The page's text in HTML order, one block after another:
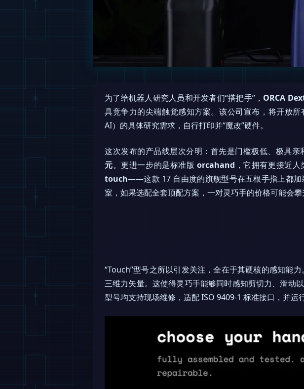
为了给机器人研究人员和开发者们“搭把手”， ORCA
具竞争力的尖端触觉感知方案。该公司宣布，将开放
AI）的具体研究需求，自行打印并“魔改”硬件。
这次发布的产品线层次分明：首先是门槛极低、极具亲
元。更进一步的是标准版orcahand ，它拥有更接近
touch——这款 17 自由度的旗舰型号在五根手指上都加
室，如果选配全套顶配方案，一对灵巧手的价格可能会攀
“Touch”型号之所以引发关注，全在于其硬核的感知能
三维力矢量。这使得灵巧手能够同时感知剪切力、滑动
型号均支持现场维修，适配 ISO 9409-1 标准接口，并运